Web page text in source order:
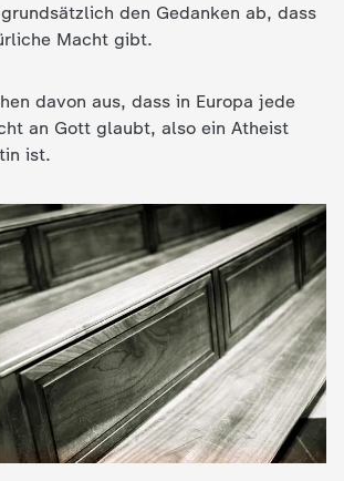
den Gedanken ab, dass
Macht gibt.
davon aus, dass in Europa jede
an Gott glaubt, also ein Atheist
ist.